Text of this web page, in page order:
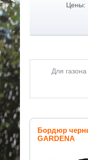
Цены:
Для газона
Бордюр
GARDENA